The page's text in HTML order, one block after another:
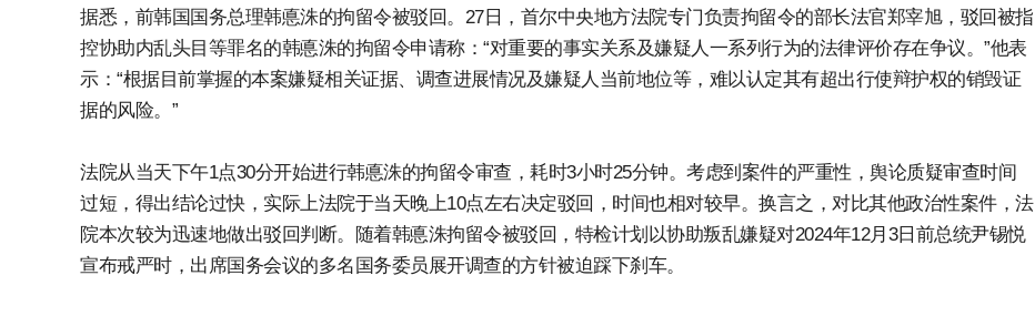
据悉，前韩国国务总理韩悳洙的拘留令被驳回。27日，首尔中央地方法院专门负责拘留令的部长法官郑宰旭，驳回被指
控协助内乱头目等罪名的韩悳洙的拘留令申请称：“对重要的事实关系及嫌疑人一系列行为的法律评价存在争议。”他表
示：“根据目前掌握的本案嫌疑相关证据、调查进展情况及嫌疑人当前地位等，难以认定其有超出行使辩护权的销毁证
据的风险。”
法院从当天下午1点30分开始进行韩悳洙的拘留令审查，耗时3小时25分钟。考虑到案件的严重性，舆论质疑审查时间
过短，得出结论过快，实际上法院于当天晚上10点左右决定驳回，时间也相对较早。换言之，对比其他政治性案件，法
院本次较为迅速地做出驳回判断。随着韩悳洙拘留令被驳回，特检计划以协助叛乱嫌疑对2024年12月3日前总统尹锡悦
宣布戒严时，出席国务会议的多名国务委员展开调查的方针被迫踩下刹车。